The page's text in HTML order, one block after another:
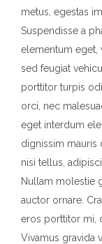
metus, egestas
Suspendisse a
elementum eget,
sed feugiat
porttitor turpis
orci, nec
eget interdum
dignissim mauris
nisi tellus,
Nullam molestie
auctor ornare.
eros porttitor mi,
Vivamus gravida